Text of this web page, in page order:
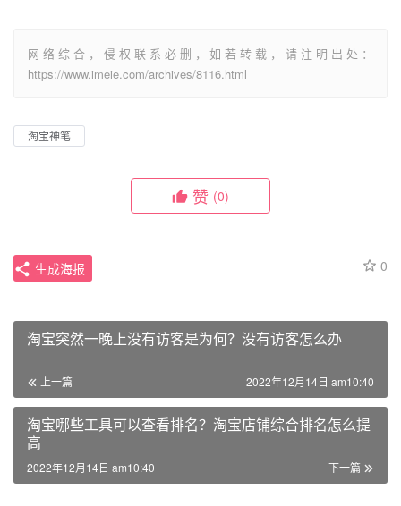
网络综合，侵权联系必删，如若转载，请注明出处：
https://www.imeie.com/archives/8116.html
淘宝神笔
赞 (0)
0
生成海报
淘宝突然一晚上没有访客是为何？没有访客怎么办
上一篇 2022年12月14日 am10:40
淘宝哪些工具可以查看排名？淘宝店铺综合排名怎么提
高
下一篇
2022年12月14日 am10:40